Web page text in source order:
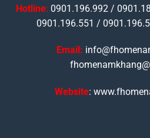
Hotline: 0901.196.992 /
0901.196.551 /
Email:
Website: